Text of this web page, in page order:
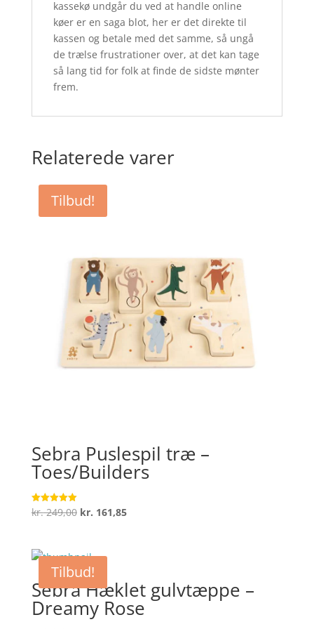
kassekø undgår du ved at handle online
køer er en saga blot, her er det direkte til
kassen og betale med det samme, så ungå
de trælse frustrationer over, at det kan tage
så lang tid for folk at finde de sidste mønter
frem.
Relaterede varer
Tilbud!
Sebra Puslespil træ –
Toes/Builders
Vurderet
5
kr.249,00 Den
var:
kr. 249,00.
kr. 161,85Den
Tilbud!
Sebra Hæklet gulvtæppe –
Dreamy Rose